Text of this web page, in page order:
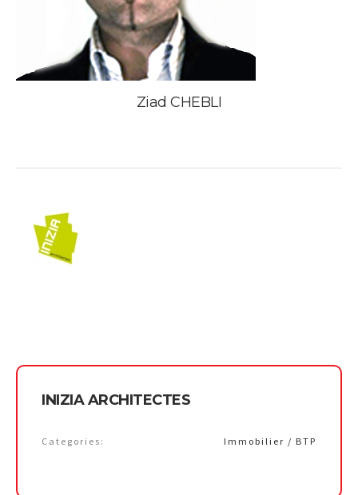
Ziad CHEBLI
INIZIA ARCHITECTES
Categories: Immobilier / BTP